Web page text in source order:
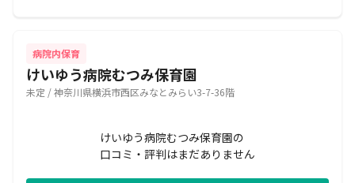
病院内保育
けいゆう病院むつみ保育園
未定 / 神奈川県横浜市西区みなとみらい3-7-36階
けいゆう病院むつみ保育園の
口コミ・評判はまだありません